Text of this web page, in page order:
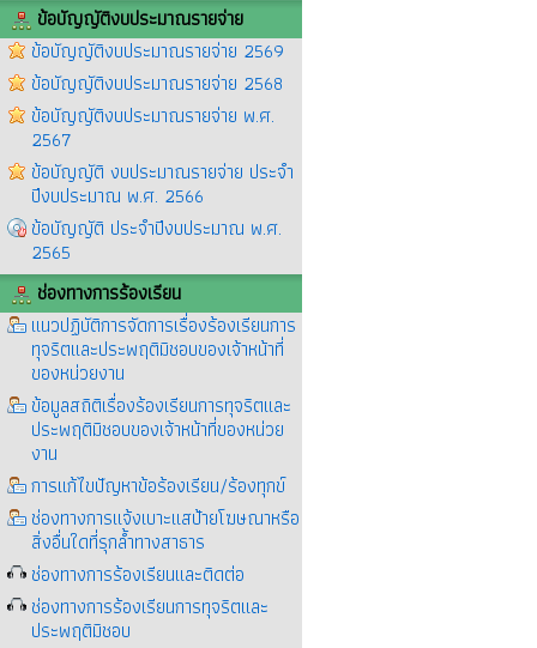
ข้อบัญญัติงบประมาณรายจ่าย
ข้อบัญญัติงบประมาณรายจ่าย 2569
ข้อบัญญัติงบประมาณรายจ่าย 2568
ข้อบัญญัติงบประมาณรายจ่าย พ.ศ.
2567
ข้อบัญญัติ งบประมาณรายจ่าย ประจำ
ปีงบประมาณ พ.ศ. 2566
ข้อบัญญัติ ประจำปีงบประมาณ พ.ศ.
2565
ช่องทางการร้องเรียน
แนวปฏิบัติการจัดการเรื่องร้องเรียนการ
ทุจริตและประพฤติมิชอบของเจ้าหน้าที่
ของหน่วยงาน
ข้อมูลสถิติเรื่องร้องเรียนการทุจริตและ
ประพฤติมิชอบของเจ้าหน้าที่ของหน่วย
งาน
การแก้ไขปัญหาข้อร้องเรียน/ร้องทุกข์
ช่องทางการแจ้งเบาะแสป้ายโฆษณาหรือ
สิ่งอื่นใดที่รุกล้ำทางสาธาร
ช่องทางการร้องเรียนและติดต่อ
ช่องทางการร้องเรียนการทุจริตและ
ประพฤติมิชอบ